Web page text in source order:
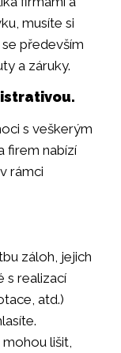
musíte si
především
a záruky.
s veškerým
firem nabízí
rámci
záloh, jejich
s realizací
atd.)
lišit,